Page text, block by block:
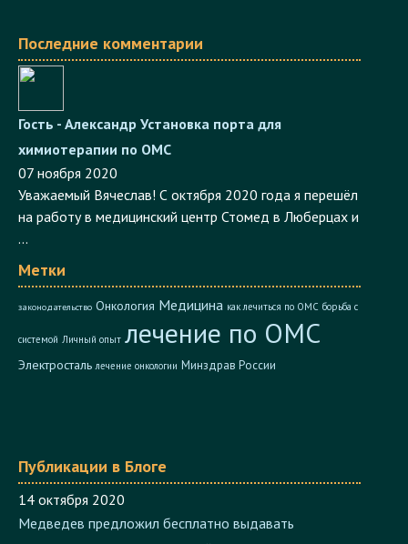
химиотерапии по ОМС
07 ноября 2020
Уважаемый Вячеслав! С октября 2020 года я перешёл
на работу в медицинский центр Стомед в Люберцах и
...
Метки
законодательство Онкология Медицина как лечиться по ОМС борьба с
лечение по ОМС
Электросталь лечение онкологии Минздрав России
14 октября 2020
Медведев предложил бесплатно выдавать
лекарства по рецептам врачей